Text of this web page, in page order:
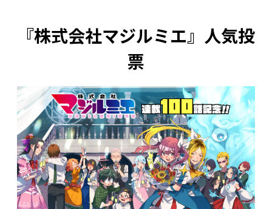
『株式会社マジルミエ』人気投
票